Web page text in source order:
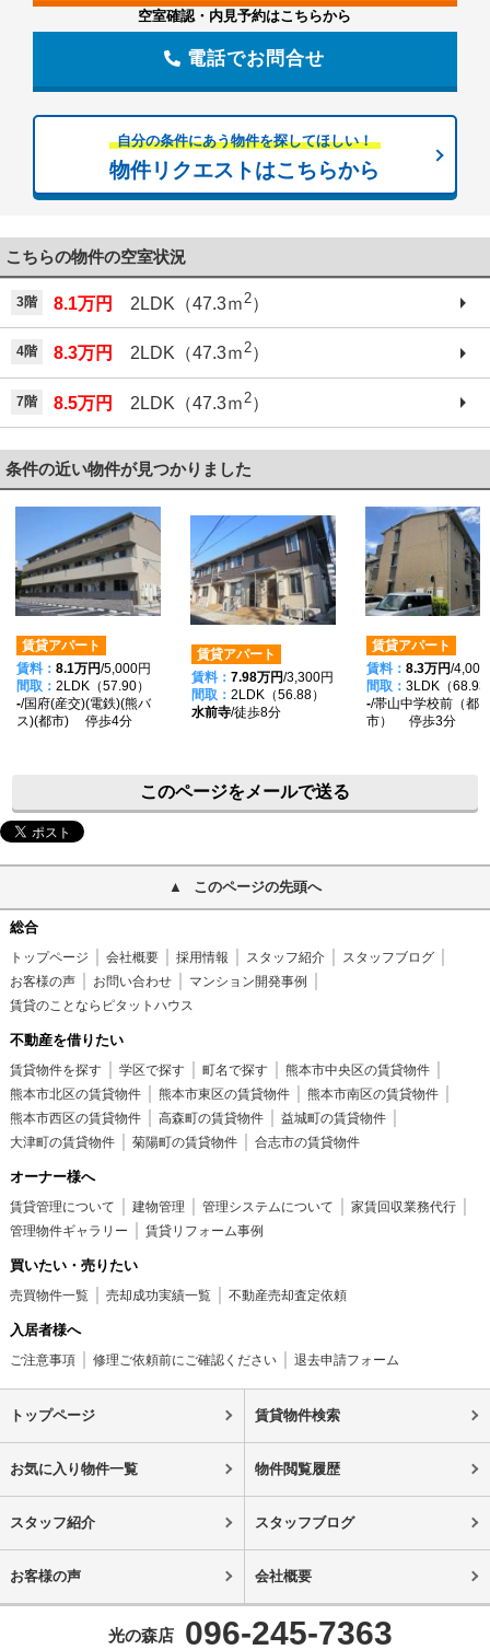
空室確認・内見予約はこちらから
電話でお問合せ
自分の条件にあう物件を探してほしい！
物件リクエストはこちらから
こちらの物件の空室状況
3階 8.1万円 2LDK（47.3ｍ2）
4階 8.3万円 2LDK（47.3ｍ2）
7階 8.5万円 2LDK（47.3ｍ 2）
条件の近い物件が見つかりました
賃貸アパート
賃料： 8.1万円/5,000円
間取： 2LDK（57.90）
-/国府(産交)(電鉄)(熊バ
ス)(都市) 停歩4分
賃貸アパート
賃料： 7.98万円/3,300円
間取： 2LDK（56.88）
水前寺/徒歩8分
賃貸アパート
賃料： 8.3万円/4,000
間取： 3LDK（68.93
-/帯山中学校前（都
市） 停歩3分
このページをメールで送る
このページの先頭へ
総合
トップページ 会社概要 採用情報 スタッフ紹介
スタッフブログ
お客様の声
お問い合わせ
マンション開発事例
賃貸のことならピタットハウス
不動産を借りたい
賃貸物件を探す 学区で探す 町名で探す
熊本市中央区の賃貸物件
熊本市北区の賃貸物件
熊本市東区の賃貸物件
熊本市南区の賃貸物件
熊本市西区の賃貸物件
高森町の賃貸物件
益城町の賃貸物件
大津町の賃貸物件
菊陽町の賃貸物件 合志市の賃貸物件
オーナー様へ
賃貸管理について 建物管理 管理システムについて
家賃回収業務代行
管理物件ギャラリー
賃貸リフォーム事例
買いたい・売りたい
売買物件一覧 売却成功実績一覧 不動産売却査定依頼
入居者様へ
ご注意事項 修理ご依頼前にご確認ください 退去申請フォーム
トップページ 賃貸物件検索
お気に入り物件一覧 物件閲覧履歴
スタッフ紹介 スタッフブログ
お客様の声 会社概要
光の森店 096-245-7363